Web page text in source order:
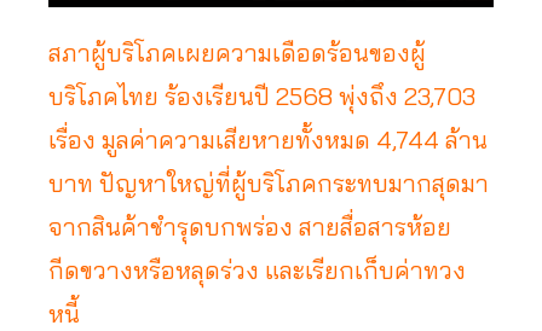
สภาผู้บริโภคเผยความเดือดร้อนของผู้
บริโภคไทย ร้องเรียนปี 2568 พุ่งถึง 23,703
เรื่อง มูลค่าความเสียหายทั้งหมด 4,744 ล้าน
บาท ปัญหาใหญ่ที่ผู้บริโภคกระทบมากสุดมา
จากสินค้าชำรุดบกพร่อง สายสื่อสารห้อย
กีดขวางหรือหลุดร่วง และเรียกเก็บค่าทวง
หนี้